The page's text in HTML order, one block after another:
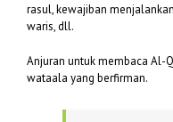
rasul, kewajiban
waris, dll.
Anjuran untuk membaca Al-
wataala yang berfirman.